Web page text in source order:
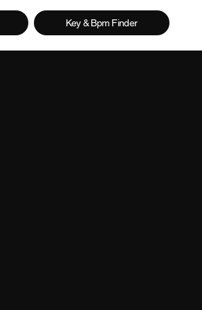
Key & Bpm Finder